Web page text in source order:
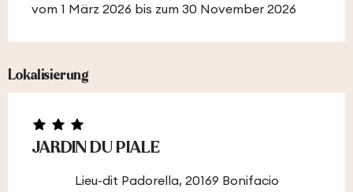
vom 1 März 2026 bis zum 30 November 2026
Lokalisierung
JARDIN DU PIALE
Lieu-dit Padorella, 20169 Bonifacio